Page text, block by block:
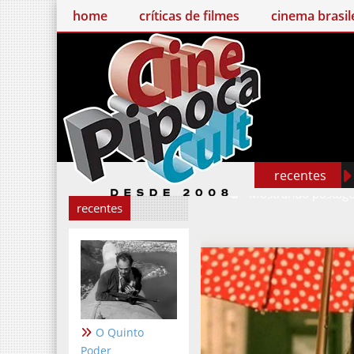
home críticas de filmes cinema brasileiro
recentes
recentes
O Quinto
Poder
Mostrando